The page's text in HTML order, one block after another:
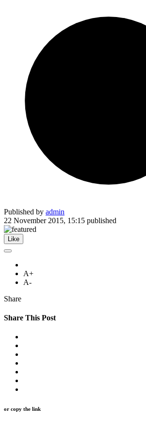
Published by admin
22 November 2015, 15:15 published
Like
A+
A-
Share
Share This Post
or copy the link